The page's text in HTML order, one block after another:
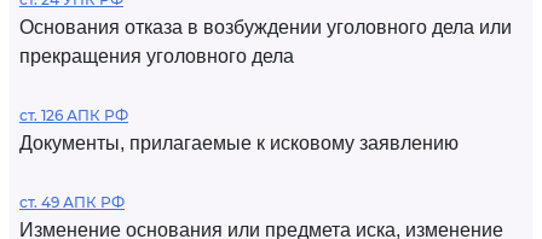
Основания отказа в возбуждении уголовного дела или
прекращения уголовного дела
ст. 126 АПК РФ
Документы, прилагаемые к исковому заявлению
ст. 49 АПК РФ
Изменение основания или предмета иска, изменение